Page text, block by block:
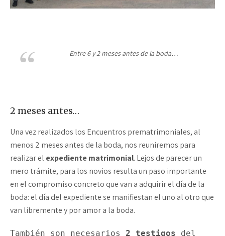
Entre 6 y 2 meses antes de la boda…
2 meses antes…
Una vez realizados los Encuentros prematrimoniales, al
menos 2 meses antes de la boda, nos reuniremos para
realizar el expediente matrimonial. Lejos de parecer un
mero trámite, para los novios resulta un paso importante
en el compromiso concreto que van a adquirir el día de la
boda: el día del expediente se manifiestan el uno al otro que
van libremente y por amor a la boda.
También son necesarios 2 testigos del